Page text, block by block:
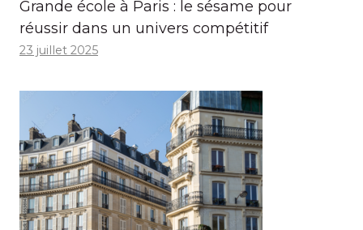
Grande école à Paris : le sésame pour
réussir dans un univers compétitif
23 juillet 2025